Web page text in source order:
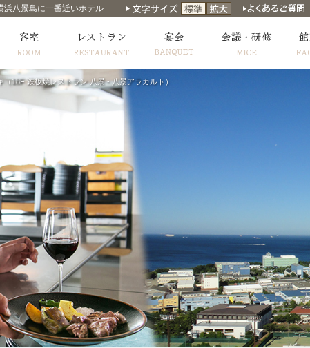
浜八景島に一番近いホテル
（18F 鉄板焼レストラン 八景 - 八景アラカルト）